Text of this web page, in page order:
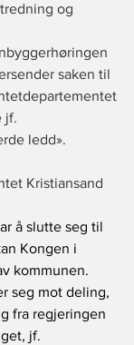
og
saken til
jf.
ledd».
Kristiansand
å slutte seg til
Kongen i
kommunen.
seg mot deling,
fra regjeringen
jf.